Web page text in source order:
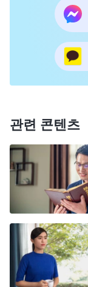
너의 과오가 끊
구에 이르지 못
되게끔 할 것이
역ㆍ과오는 사람
신을 보전하려
하나님의 성품
큰 과오를 저지
하나님께 회개
래된 일로만 여
그 일만 생각
저를 얕잡아보
털어놓지 못
거듭 하나님께
는 구차하게
관련 콘텐츠